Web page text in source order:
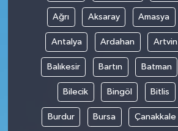
Ağrı Aksaray Amasya
Antalya Ardahan Artvin
Balıkesir Bartın Batman
Bilecik Bingöl Bitlis
Burdur Bursa Çanakkale